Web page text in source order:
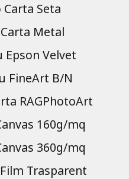
Seta
Metal
Velvet
FineArt B/N
RAGPhotoArt
160g/mq
360g/mq
Trasparent